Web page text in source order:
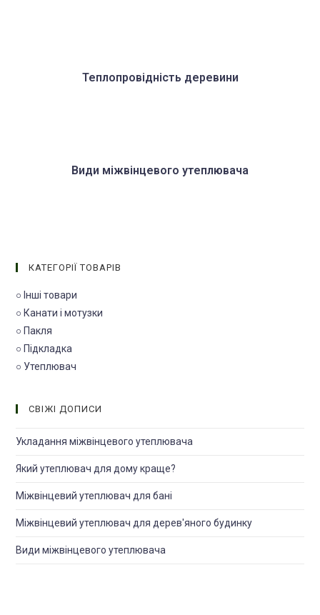
Теплопровідність деревини
Види міжвінцевого утеплювача
КАТЕГОРІЇ ТОВАРІВ
○ Інші товари
○ Канати і мотузки
○ Пакля
○ Підкладка
○ Утеплювач
СВІЖІ ДОПИСИ
Укладання міжвінцевого утеплювача
Який утеплювач для дому краще?
Міжвінцевий утеплювач для банi
Міжвінцевий утеплювач для дерев'яного будинку
Види міжвінцевого утеплювача